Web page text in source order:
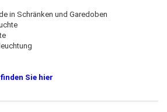
in Schränken und Garedoben
Sie hier